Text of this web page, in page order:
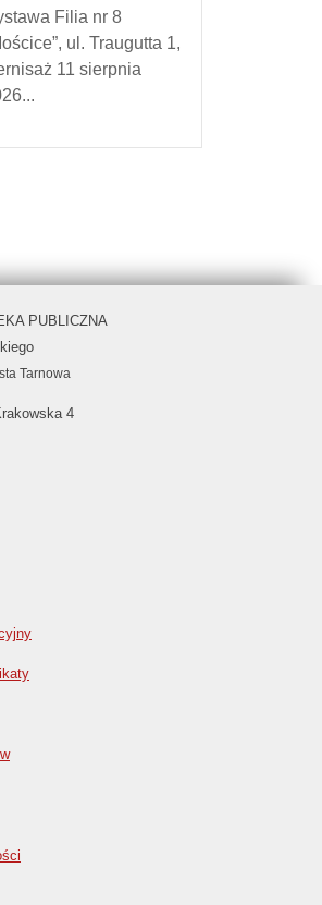
Filia nr 8
ul. Traugutta 1,
11 sierpnia
PUBLICZNA
Tarnowa
4